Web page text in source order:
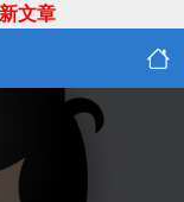
文章